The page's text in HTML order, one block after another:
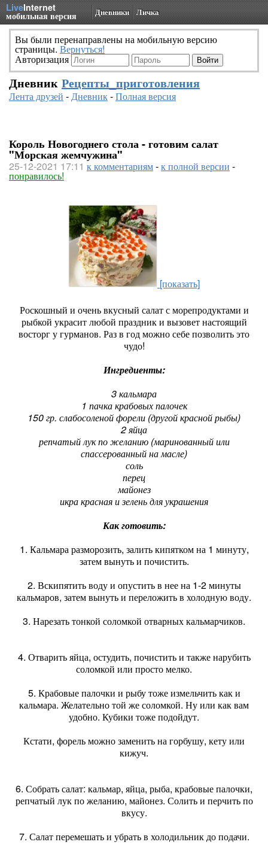
LiveInternet
мобильная версия Дневники Личка
Вы были перенаправлены на мобильную версию
страницы. Вернуться!
Авторизация
Дневник Рецепты_приготовления
Лента друзей -Дневник-Полная версия
Король Новогоднего стола - готовим салат
"Морская жемчужина"
25-12-2021 17:11 к комментариям-к полной версии -
понравилось!
[показать]
Роскошный и очень вкусный салат с морепродуктами и
рыбкой украсит любой праздник и вызовет настоящий
восторг у гурманов. Раз в год можно себе позволить это
чудо!
Ингредиенты:
3 кальмара
1 пачка крабовых палочек
150 гр. слабосоленой форели (другой красной рыбы)
2 яйца
репчатый лук по желанию (маринованный или
спассерованный на масле)
соль
перец
майонез
икра красная и зелень для украшения
Как готовить:
1. Кальмара разморозить, залить кипятком на 1 минуту,
затем вынуть и почистить.
2. Вскипятить воду и опустить в нее на 1-2 минуты
кальмаров, затем вынуть и переложить в холодную воду.
3. Нарезать тонкой соломкой отварных кальмарчиков.
4. Отварить яйца, остудить, почистить и также нарубить
соломкой или просто мелко.
5. Крабовые палочки и рыбу тоже измельчить как и
кальмара. Желательно той же соломкой. Ну или как вам
удобно. Кубики тоже подойдут.
Кстати, форель можно заменить на горбушу, кету или
кижуч.
6. Собрать салат: кальмар, яйца, рыба, крабовые палочки,
репчатый лук по желанию, майонез. Солить и перчить по
вкусу.
7. Салат перемешать и убрать в холодильник до подачи.